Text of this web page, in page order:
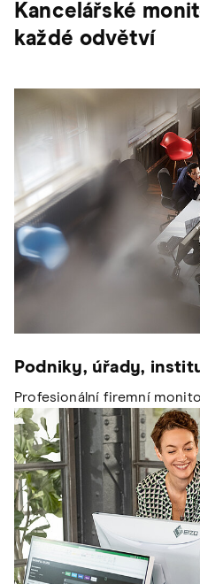
Kancelářské
každé odvětví
Podniky, úřady,
Profesionální firemní